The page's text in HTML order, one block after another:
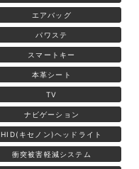
エアバッグ
パワステ
スマートキー
本革シート
TV
ナビゲーション
HID(キセノン)ヘッドライト
衝突被害軽減システム